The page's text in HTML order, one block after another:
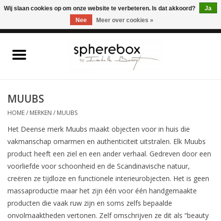
Home
MEUBELEN
KUNST
OUTLET
MUUBS
HOME/ MERKEN / MUUBS
Het Deense merk Muubs maakt objecten voor in huis die
vakmanschap omarmen en authenticiteit uitstralen. Elk Muubs
product heeft een ziel en een ander verhaal. Gedreven door een
voorliefde voor schoonheid en de Scandinavische natuur,
creëren ze tijdloze en functionele interieurobjecten. Het is geen
massaproductie maar het zijn één voor één handgemaakte
producten die vaak ruw zijn en soms zelfs bepaalde
onvolmaaktheden vertonen. Zelf omschrijven ze dit als “beauty
Wij slaan cookies op om onze website te verbeteren. Is dat akkoord?
Ja
Nee
Meer over cookies »
ONLINE WINKEL VOOR WOONACCESSOIRES, MEUBELEN & KUNST – GRATIS